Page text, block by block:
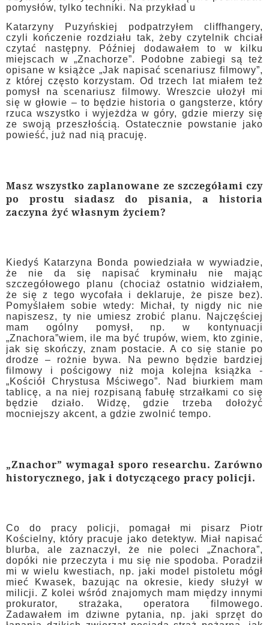
pomysłów, tylko techniki. Na przykład u
Katarzyny Puzyńskiej podpatrzyłem cliffhangery,
czyli kończenie rozdziału tak, żeby czytelnik chciał
czytać następny. Później dodawałem to w kilku
miejscach w „Znachorze”. Podobne zabiegi są też
opisane w książce „Jak napisać scenariusz filmowy”,
z której często korzystam. Od trzech lat miałem też
pomysł na scenariusz filmowy. Wreszcie ułożył mi
się w głowie – to będzie historia o gangsterze, który
rzuca wszystko i wyjeżdża w góry, gdzie mierzy się
ze swoją przeszłością. Ostatecznie powstanie jako
powieść, już nad nią pracuję.
Masz wszystko zaplanowane ze szczegółami czy
po prostu siadasz do pisania, a historia
zaczyna żyć własnym życiem?
Kiedyś Katarzyna Bonda powiedziała w wywiadzie,
że nie da się napisać kryminału nie mając
szczegółowego planu (chociaż ostatnio widziałem,
że się z tego wycofała i deklaruje, że pisze bez).
Pomyślałem sobie wtedy: Michał, ty nigdy nic nie
napiszesz, ty nie umiesz zrobić planu. Najczęściej
mam ogólny pomysł, np. w kontynuacji
„Znachora”wiem, ile ma być trupów, wiem, kto zginie,
jak się skończy, znam postacie. A co się stanie po
drodze – rożnie bywa. Na pewno będzie bardziej
filmowy i pościgowy niż moja kolejna książka -
„Kościół Chrystusa Mściwego”. Nad biurkiem mam
tablicę, a na niej rozpisaną fabułę strzałkami co się
będzie działo. Widzę, gdzie trzeba dołożyć
mocniejszy akcent, a gdzie zwolnić tempo.
„Znachor” wymagał sporo researchu. Zarówno
historycznego, jak i dotyczącego pracy policji.
Co do pracy policji, pomagał mi pisarz Piotr
Kościelny, który pracuje jako detektyw. Miał napisać
blurba, ale zaznaczył, że nie poleci „Znachora”,
dopóki nie przeczyta i mu się nie spodoba. Poradził
mi w wielu kwestiach, np. jaki model pistoletu mógł
mieć Kwasek, bazując na okresie, kiedy służył w
milicji. Z kolei wśród znajomych mam między innymi
prokurator, strażaka, operatora filmowego.
Zadawałem im dziwne pytania, np. jaki sprzęt do